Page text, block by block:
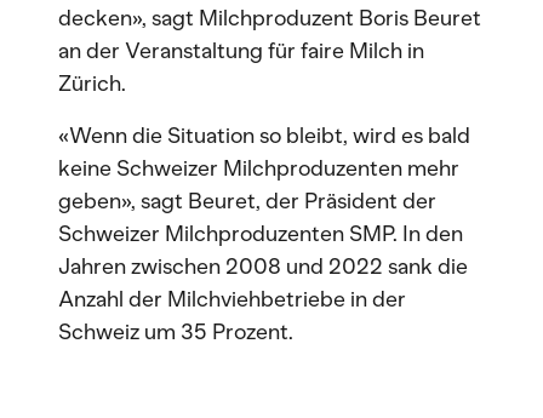
decken», sagt Milchproduzent Boris Beuret
an der Veranstaltung für faire Milch in
Zürich.
«Wenn die Situation so bleibt, wird es bald
keine Schweizer Milchproduzenten mehr
geben», sagt Beuret, der Präsident der
Schweizer Milchproduzenten SMP. In den
Jahren zwischen 2008 und 2022 sank die
Anzahl der Milchviehbetriebe in der
Schweiz um 35 Prozent.